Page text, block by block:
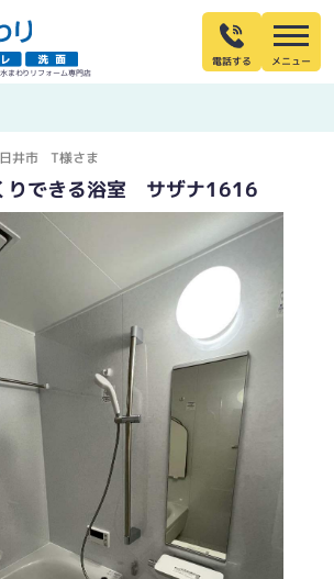
まわりリフォーム専門店
電話する
井市 T様さま
りできる浴室 サザナ1616